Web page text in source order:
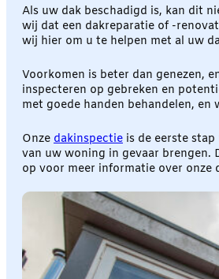
Als uw dak beschadigd is, kan dit
wij dat een dakreparatie of -
wij hier om u te helpen met al uw
Voorkomen is beter dan genezen,
inspecteren op gebreken en
met goede handen behandelen,
Onze dakinspectie is de eerste
van uw woning in gevaar brengen.
op voor meer informatie over onze